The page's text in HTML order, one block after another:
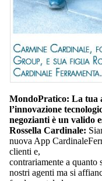
MondoPratico: La tua
l’innovazione
negozianti è un valido
Rossella Cardinale:
nuova App
clienti e,
contrariamente a quanto
nostri agenti ma si